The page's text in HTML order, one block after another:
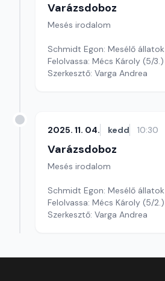
Varázsdoboz
Mesés irodalom
Schmidt Egon: Mesélő állatok
Felolvassa: Mécs Károly (5/3.)
Szerkesztő: Varga Andrea
2025. 11. 04. kedd 10:30
Varázsdoboz
Mesés irodalom
Schmidt Egon: Mesélő állatok
Felolvassa: Mécs Károly (5/2.)
Szerkesztő: Varga Andrea